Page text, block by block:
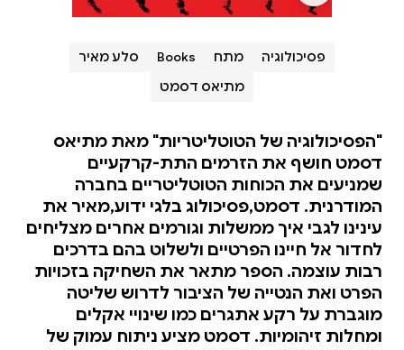
פסיכולוגיה מתח Books
סלע מאיר
מתיאס דסמט
"הפסיכולוגיה של הטוטליטריות" מאת מתיאס
דסמט חושף את הזרמים התת-קרקעיים
שמניעים את הכוחות הטוטליטריים בחברה
המודרנית. דסמט,פסיכולוג בלגי ידוע,מאיר את
עינינו לגבי איך ממשלות וגורמים אחרים מצליחים
לחדור אל חיינו הפרטיים ולשלוט בהם בדרכים
רבות עוצמה. הספר מתאר את השחיקה בזכויות
הפרט ואת הנטייה של הציבור לדרוש שליטה
מוגברת על רקע אתגרים כמו שינויי אקלים
ומחלות זיהומיות. דסמט מציע ניתוח עמוק של